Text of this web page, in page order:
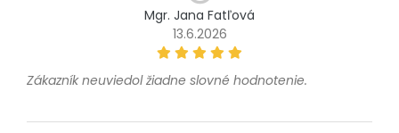
Mgr. Jana Fatľová
13.6.2026
Zákazník neuviedol žiadne slovné hodnotenie.